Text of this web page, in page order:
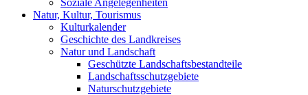
Soziale Angelegenheiten
Natur, Kultur, Tourismus
Kulturkalender
Geschichte des Landkreises
Natur und Landschaft
Geschützte Landschaftsbestandteile
Landschaftsschutzgebiete
Naturschutzgebiete